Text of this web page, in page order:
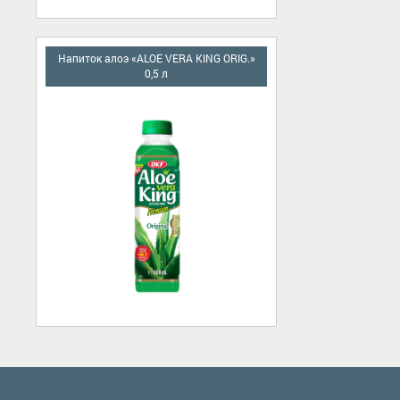
Напиток алоэ «ALOE VERA KING ORIG.»
0,5 л